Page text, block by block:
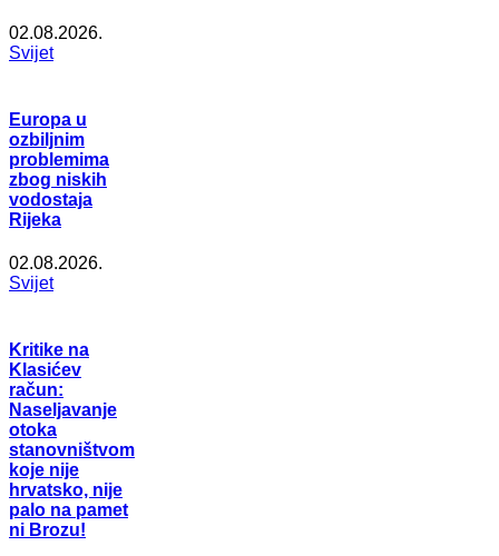
02.08.2026.
Svijet
Europa u
ozbiljnim
problemima
zbog niskih
vodostaja
Rijeka
02.08.2026.
Svijet
Kritike na
Klasićev
račun:
Naseljavanje
otoka
stanovništvom
koje nije
hrvatsko, nije
palo na pamet
ni Brozu!